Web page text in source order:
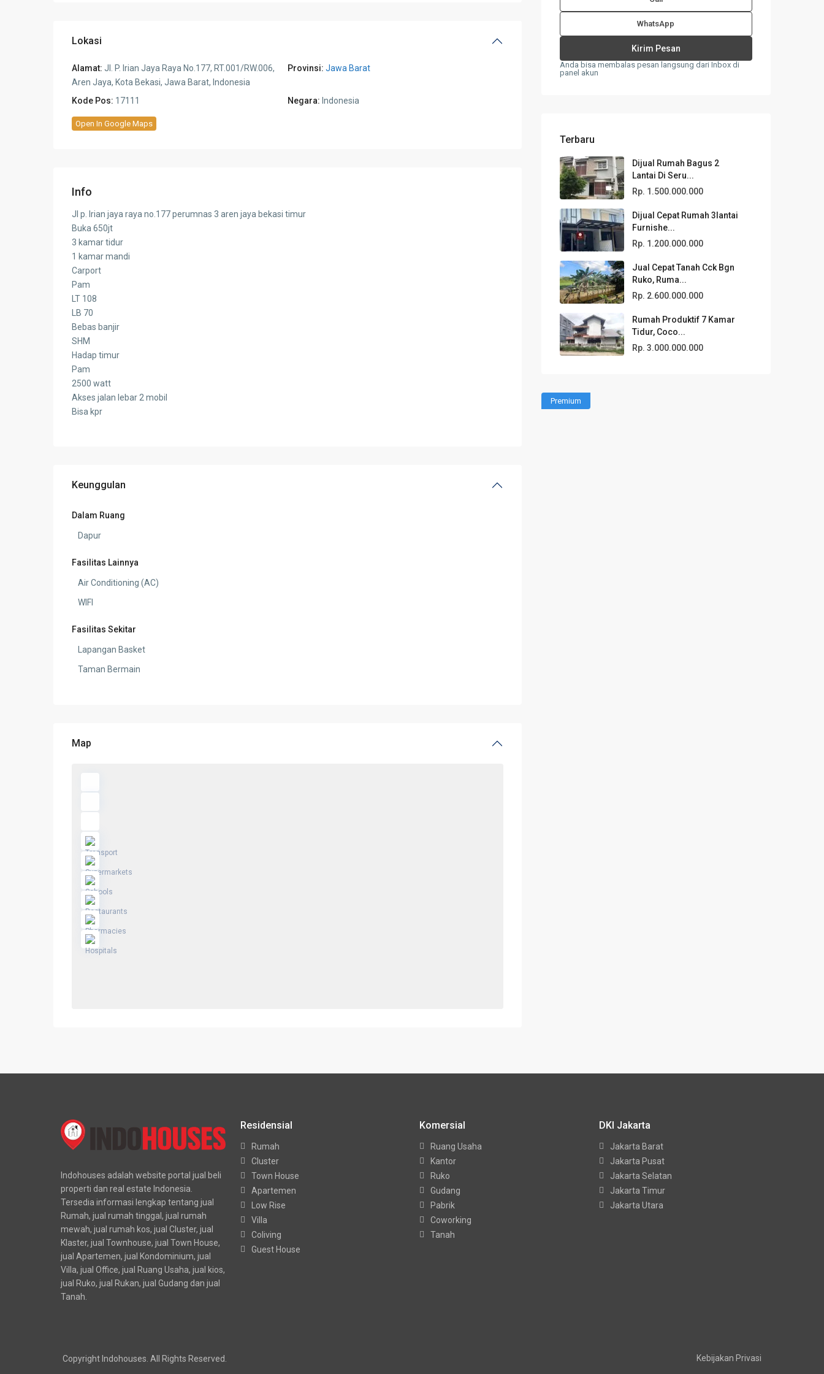
Lokasi
Alamat: Jl. P. Irian Jaya Raya No.177, RT.001/RW.006,
Aren Jaya, Kota Bekasi, Jawa Barat, Indonesia
Provinsi: Jawa Barat
Kode Pos: 17111 Negara: Indonesia
Open In Google Maps
Info
Jl p. Irian jaya raya no.177 perumnas 3 aren jaya bekasi timur
Buka 650jt
3 kamar tidur
1 kamar mandi
Carport
Pam
LT 108
LB 70
Bebas banjir
SHM
Hadap timur
Pam
2500 watt
Akses jalan lebar 2 mobil
Bisa kpr
Keunggulan
Dalam Ruang
Dapur
Fasilitas Lainnya
Air Conditioning (AC)
WIFI
Fasilitas Sekitar
Lapangan Basket
Taman Bermain
Map
WhatsApp
Anda bisa membalas pesan langsung dari Inbox di
panel akun
Terbaru
Dijual Rumah Bagus 2
Lantai Di Seru...
Rp. 1.500.000.000
Dijual Cepat Rumah 3lantai
Furnishe...
Rp. 1.200.000.000
Jual Cepat Tanah Cck Bgn
Ruko, Ruma...
Rp. 2.600.000.000
Rumah Produktif 7 Kamar
Tidur, Coco...
Rp. 3.000.000.000
Premium
Indohouses adalah website portal jual beli
properti dan real estate Indonesia.
Tersedia informasi lengkap tentang jual
Rumah, jual rumah tinggal, jual rumah
mewah, jual rumah kos, jual Cluster, jual
Klaster, jual Townhouse, jual Town House,
jual Apartemen, jual Kondominium, jual
Villa, jual Office, jual Ruang Usaha, jual kios,
jual Ruko, jual Rukan, jual Gudang dan jual
Tanah.
Residensial
Rumah
Cluster
Town House
Apartemen
Low Rise
Villa
Coliving
Guest House
Komersial
Ruang Usaha
Kantor
Ruko
Gudang
Pabrik
Coworking
Tanah
DKI Jakarta
Jakarta Barat
Jakarta Pusat
Jakarta Selatan
Jakarta Timur
Jakarta Utara
Copyright Indohouses. All Rights Reserved. Kebijakan Privasi